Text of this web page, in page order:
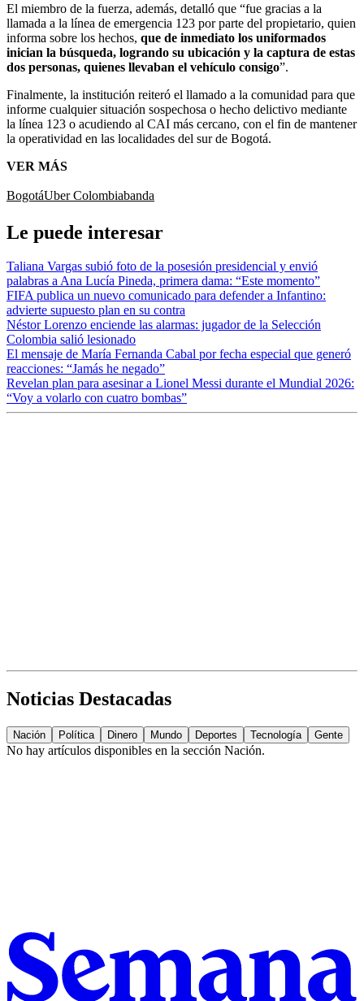
El miembro de la fuerza, además, detalló que “fue gracias a la
llamada a la línea de emergencia 123 por parte del propietario, quien
informa sobre los hechos, que de inmediato los uniformados
inician la búsqueda, logrando su ubicación y la captura de estas
dos personas, quienes llevaban el vehículo consigo”.
Finalmente, la institución reiteró el llamado a la comunidad para que
informe cualquier situación sospechosa o hecho delictivo mediante
la línea 123 o acudiendo al CAI más cercano, con el fin de mantener
la operatividad en las localidades del sur de Bogotá.
VER MÁS
BogotáUber Colombiabanda
Le puede interesar
Taliana Vargas subió foto de la posesión presidencial y envió
palabras a Ana Lucía Pineda, primera dama: “Este momento”
FIFA publica un nuevo comunicado para defender a Infantino:
advierte supuesto plan en su contra
Néstor Lorenzo enciende las alarmas: jugador de la Selección
Colombia salió lesionado
El mensaje de María Fernanda Cabal por fecha especial que generó
reacciones: “Jamás he negado”
Revelan plan para asesinar a Lionel Messi durante el Mundial 2026:
“Voy a volarlo con cuatro bombas”
Noticias Destacadas
Nación Política Dinero Mundo Deportes Tecnología Gente
No hay artículos disponibles en la sección Nación.